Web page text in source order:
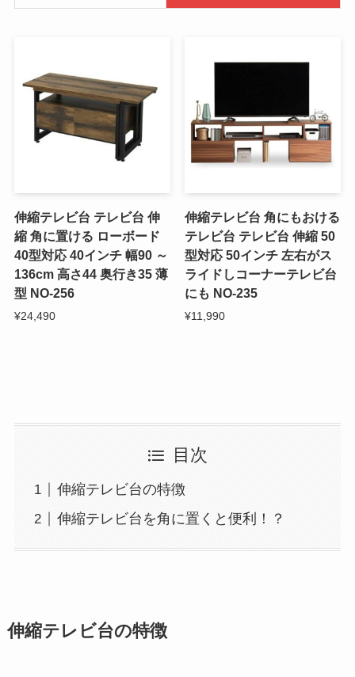
伸縮テレビ台 テレビ台 伸
縮 角に置ける ローボード
40型対応 40インチ 幅90 ～
136cm 高さ44 奥行き35 薄
型 NO-256
¥24,490
伸縮テレビ台 角にもおける
テレビ台 テレビ台 伸縮 50
型対応 50インチ 左右がス
ライドしコーナーテレビ台
にも NO-235
¥11,990
目次
伸縮テレビ台の特徴
伸縮テレビ台を角に置くと便利！？
伸縮テレビ台の特徴